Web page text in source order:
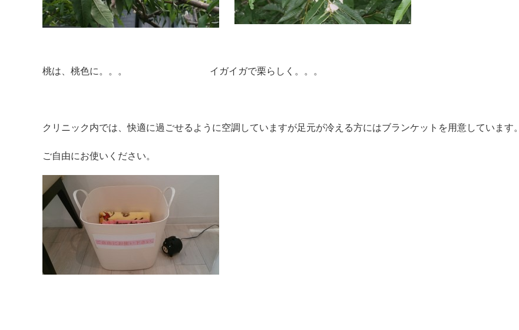
桃は、桃色に。。。 イガイガで栗らしく。。。
クリニック内では、快適に過ごせるように空調していますが足元が冷える方にはブランケットを用意しています。
ご自由にお使いください。